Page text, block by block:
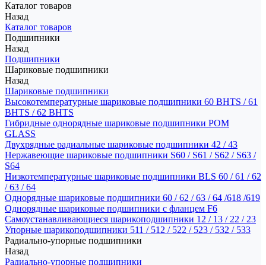
Каталог товаров
Назад
Каталог товаров
Подшипники
Назад
Подшипники
Шариковые подшипники
Назад
Шариковые подшипники
Высокотемпературные шариковые подшипники 60 BHTS / 61
BHTS / 62 BHTS
Гибридные однорядные шариковые подшипники POM
GLASS
Двухрядные радиальные шариковые подшипники 42 / 43
Нержавеющие шариковые подшипники S60 / S61 / S62 / S63 /
S64
Низкотемпературные шариковые подшипники BLS 60 / 61 / 62
/ 63 / 64
Однорядные шариковые подшипники 60 / 62 / 63 / 64 /618 /619
Однорядные шариковые подшипники с фланцем F6
Самоустанавливающиеся шарикоподшипники 12 / 13 / 22 / 23
Упорные шарикоподшипники 511 / 512 / 522 / 523 / 532 / 533
Радиально-упорные подшипники
Назад
Радиально-упорные подшипники